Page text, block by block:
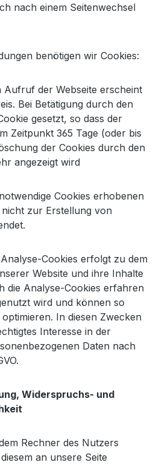
nach einem Seitenwechsel
benötigen wir Cookies:
Aufruf der Webseite erscheint
Bei Betätigung durch den
gesetzt, so dass der
Zeitpunkt 365 Tage (oder bis
der Cookies durch den
angezeigt wird
Cookies erhobenen
zur Erstellung von
Cookies erfolgt zu dem
Website und ihre Inhalte
die Analyse-Cookies erfahren
wird und können so
In diesen Zwecken
Interesse in der
Daten nach
Widerspruchs- und
Rechner des Nutzers
an unsere Seite